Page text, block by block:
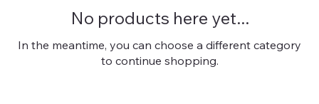
No products here yet...
In the meantime, you can choose a different category
to continue shopping.